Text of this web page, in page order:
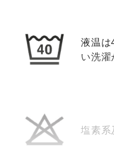
寝具／ミズノ
サポーター
液温
い洗濯
塩素系